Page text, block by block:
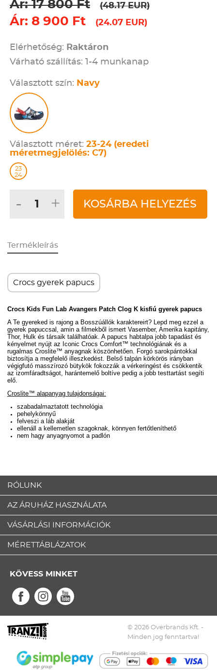
Ár: 17 800 Ft
(48.17 EUR)
Ár: 8 900 Ft (24.07 EUR)
Elérhetőség: Raktáron
Várható szállítás: 1-4 munkanap
Választott szín: Navy
Választott méret: 23-24 (eredeti
méretmegjelölés: C7)
23
24
- + KOSÁRBA HELYEZÉS
Termékleírás
Crocs gyerek papucs
Crocs Kids Fun Lab Avangers Patch Clog K kisfiú gyerek papucs
A Te gyereked is rajong a Bosszúállók karaktereirt? Lepd meg ezzel a
gyerek papuccsal, amin a filmekből ismert Vasember, Amerika kapitány,
Thor, Hulk és társaik találhatóak. A papucs habtalpa jobb tapadást és
kényelmet nyújt az Iconic Crocs Comfort™ technológiának és a
rugalmas Croslite™ anyagnak köszönhetően. Forgó sarokpántokkal
biztosítja a megfelelő illeszkedést. Belső talpán körkörös irányban
végigfutó masszírozó bütykök fokozzák a vérkeringést és csökkentik
az izomfáradtságot, harántemelő boltíve pedig a jobb testtartást segíti
elő.
Croslite™ alapanyag tulajdonságai:
szabadalmaztatott technológia
pehelykönnyű
felveszi a láb alakját
ellenáll a kellemetlen szagoknak, könnyen fertőtleníthető
nem hagy anyagnyomot a padlón
RÓLUNK
AZ ÁRUHÁZ HASZNÁLATA
VÁSÁRLÁSI INFORMÁCIÓK
MÉRETTÁBLÁZATOK
KÖVESS MINKET
© 2026 Overbrands Kft. -
Minden jog fenntartva!